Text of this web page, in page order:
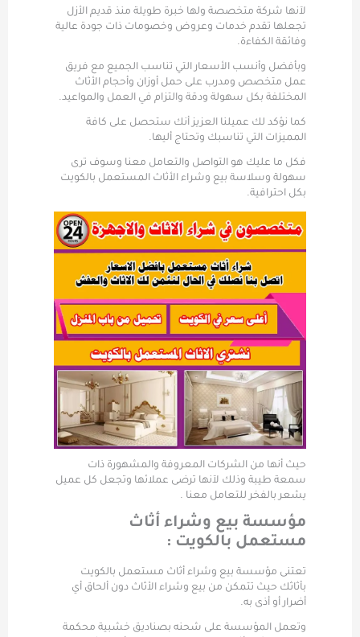
لآنها شركة متخصصة ولها خبرة طويلة منذ قديم الأزل
تجعلها تقدم خدمات وعروض وخصومات ذات جودة عالية
وفائقة الكفاءة.
وبأفضل وأنسب الأسعار التي تناسب الجميع مع فريق
عمل متخصص ومدرب على حمل أوزان وأحجام الأثاث
المختلفة بكل سهولة ودقة والتزام في العمل والمواعيد.
كما نؤكد لك عميلنا العزيز أنك ستحصل على كافة
المميزات التي تناسبك وتحتاج أليها.
فكل ما عليك هو التواصل والتعامل معنا وسوف ترى
سهولة وسلاسة بيع وشراء الأثاث المستعمل بالكويت
بكل احترافية.
حيث أنها من الشركات المعروفة والمشهورة ذات
سمعة طيبة وذلك لآنها ترضى عملائها وتجعل كل عميل
يشعر بالفخر للتعامل معنا .
مؤسسة بيع وشراء أثاث
مستعمل بالكويت :
تعتنى مؤسسة بيع وشراء أثاث مستعمل بالكويت
بأثاثك حيث تتمكن من بيع وشراء الأثاث دون ألحاق أي
أضرار أو أذى به.
وتعمل المؤسسة على شحنه بصناديق خشبية محكمة